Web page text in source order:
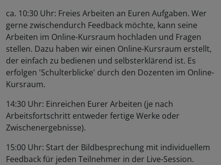
ca. 10:30 Uhr: Freies Arbeiten an Euren Aufgaben. Wer
gerne zwischendurch Feedback möchte, kann seine
Arbeiten im Online-Kursraum hochladen und Fragen
stellen. Dazu haben wir einen Online-Kursraum erstellt,
der einfach zu bedienen und selbsterklärend ist. Es
erfolgen 'Schulterblicke' durch den Dozenten im Online-
Kursraum.
14:30 Uhr: Einreichen Eurer Arbeiten (je nach
Arbeitsfortschritt entweder fertige Werke oder
Zwischenergebnisse).
15:00 Uhr: Start der Bildbesprechung mit individuellem
Feedback für jeden Teilnehmer in der Live-Session.